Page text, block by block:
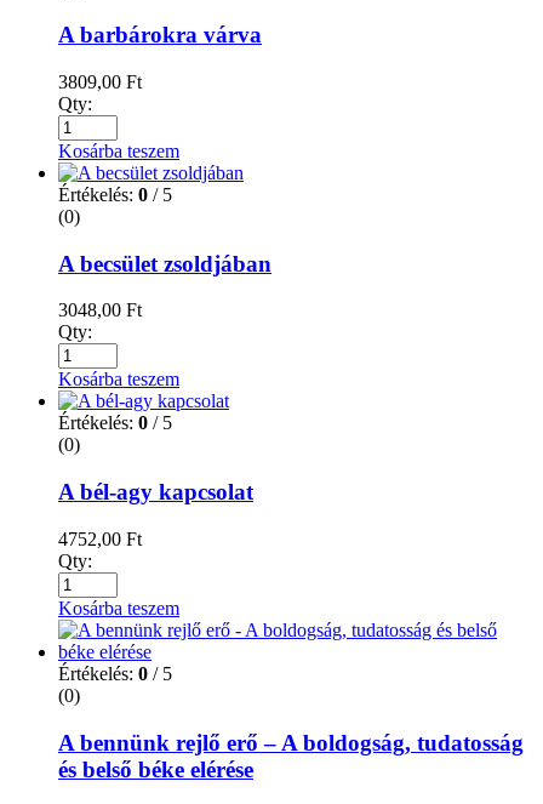
A barbárokra várva
3809,00 Ft
Qty:
Kosárba teszem
Értékelés: 0 / 5
(0)
A becsület zsoldjában
3048,00 Ft
Qty:
Kosárba teszem
Értékelés: 0 / 5
(0)
A bél-agy kapcsolat
4752,00 Ft
Qty:
Kosárba teszem
Értékelés: 0 / 5
(0)
A bennünk rejlő erő – A boldogság, tudatosság
és belső béke elérése